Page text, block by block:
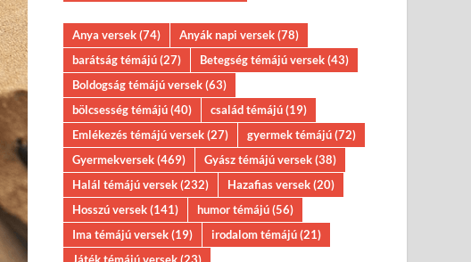
Anya versek(74) Anyák napi versek(78)
barátság témájú(27) Betegség témájú versek(43)
Boldogság témájú versek(63)
bölcsesség témájú(40) család témájú(19)
Emlékezés témájú versek(27) gyermek témájú(72)
Gyermekversek(469) Gyász témájú versek(38)
Halál témájú versek(232) Hazafias versek(20)
Hosszú versek(141) humor témájú(56)
Ima témájú versek(19) irodalom témájú(21)